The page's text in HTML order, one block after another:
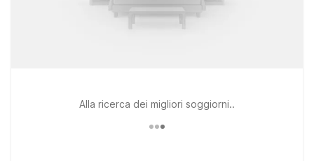
Alla ricerca dei migliori soggiorni..